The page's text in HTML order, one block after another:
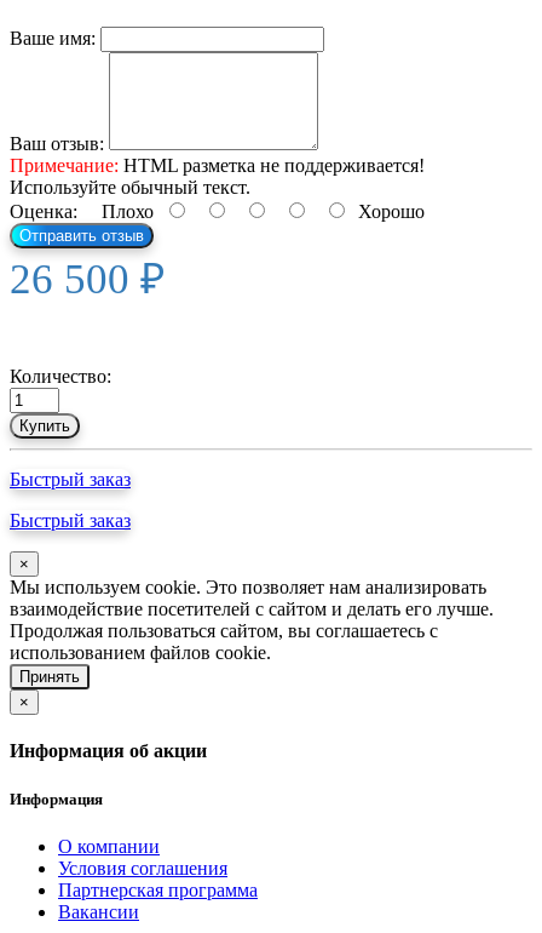
Ваше имя:
Ваш отзыв:
Примечание: HTML разметка не поддерживается!
Используйте обычный текст.
Оценка: Плохо Хорошо
Отправить отзыв
26 500 ₽
Количество:
Купить
Быстрый заказ
Быстрый заказ
×
Мы используем cookie. Это позволяет нам анализировать
взаимодействие посетителей с сайтом и делать его лучше.
Продолжая пользоваться сайтом, вы соглашаетесь с
использованием файлов cookie.
Принять
×
Информация об акции
Информация
О компании
Условия соглашения
Партнерская программа
Вакансии